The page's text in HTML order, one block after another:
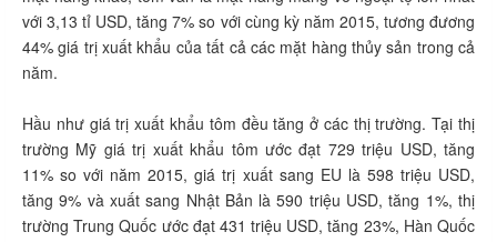
với 3,13 tỉ USD, tăng 7% so với cùng kỳ năm 2015, tương đương
44% giá trị xuất khẩu của tất cả các mặt hàng thủy sản trong cả
năm.
Hầu như giá trị xuất khẩu tôm đều tăng ở các thị trường. Tại thị
trường Mỹ giá trị xuất khẩu tôm ước đạt 729 triệu USD, tăng
11% so với năm 2015, giá trị xuất sang EU là 598 triệu USD,
tăng 9% và xuất sang Nhật Bản là 590 triệu USD, tăng 1%, thị
trường Trung Quốc ước đạt 431 triệu USD, tăng 23%, Hàn Quốc